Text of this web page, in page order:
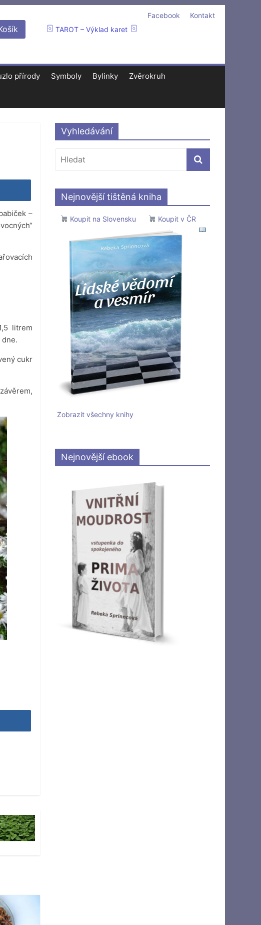
Kontakt
Facebook
TAROT – Výklad karet
přírody Symboly Bylinky Zvěrokruh
–
litrem
cukr
Vyhledávání
Nejnovější tištěná kniha
Koupit na Slovensku Koupit v ČR
Zobrazit všechny knihy
Nejnovější ebook